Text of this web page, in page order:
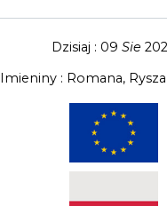
Dzisiaj : 09 Sie
Imieniny : Romana,